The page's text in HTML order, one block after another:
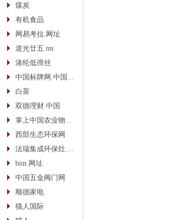
煤炭
有机食品
网易考拉.网址
道光廿五.tm
涤纶低弹丝
中国标牌网.中国(cn)
白茶
双德理财.中国
掌上中国农业物联网
西部生态环保网
法瑞集成环保灶.中国
bim.网址
中国五金阀门网
顺德家电
猫人国际